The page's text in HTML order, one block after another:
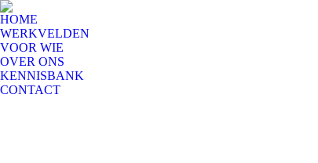
HOME
WERKVELDEN
VOOR WIE
OVER ONS
KENNISBANK
CONTACT